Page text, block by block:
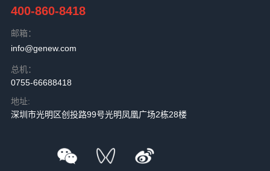
400-860-8418
邮箱：
info@genew.com
总机：
0755-66688418
地址:
深圳市光明区创投路99号光明凤凰广场2栋28楼